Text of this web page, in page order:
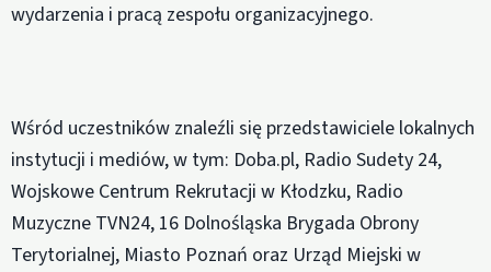
wydarzenia i pracą zespołu organizacyjnego.
Wśród uczestników znaleźli się przedstawiciele lokalnych
instytucji i mediów, w tym: Doba.pl, Radio Sudety 24,
Wojskowe Centrum Rekrutacji w Kłodzku, Radio
Muzyczne TVN24, 16 Dolnośląska Brygada Obrony
Terytorialnej, Miasto Poznań oraz Urząd Miejski w